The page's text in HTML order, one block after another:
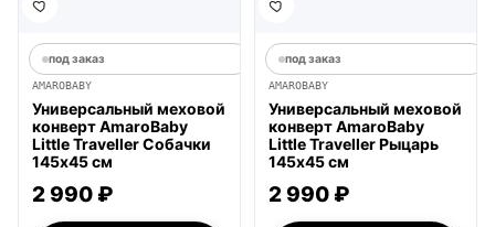
под заказ
AMAROBABY
Универсальный меховой
конверт AmaroBaby
Little Traveller Собачки
145х45 см
2 990 ₽
под заказ
AMAROBABY
Универсальный меховой
конверт AmaroBaby
Little Traveller Рыцарь
145х45 см
2 990 ₽